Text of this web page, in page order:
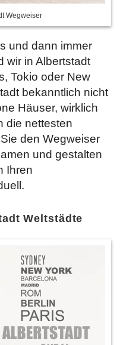
Wegweiser
und dann immer
wir in Albertstadt
Tokio oder New
bekanntlich nicht
Häuser, wirklich
die nettesten
den Wegweiser
und gestalten
Ihren
Weltstädte